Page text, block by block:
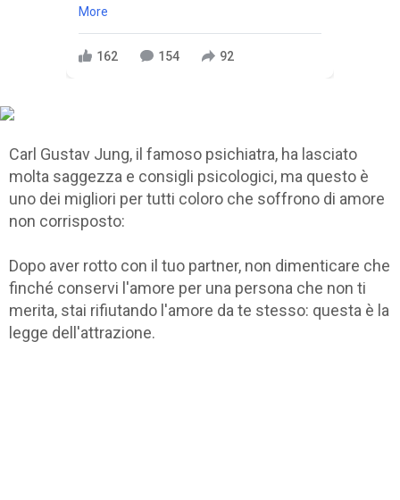
More
162 154 92
Carl Gustav Jung, il famoso psichiatra, ha lasciato
molta saggezza e consigli psicologici, ma questo è
uno dei migliori per tutti coloro che soffrono di amore
non corrisposto:
Dopo aver rotto con il tuo partner, non dimenticare che
finché conservi l'amore per una persona che non ti
merita, stai rifiutando l'amore da te stesso: questa è la
legge dell'attrazione.